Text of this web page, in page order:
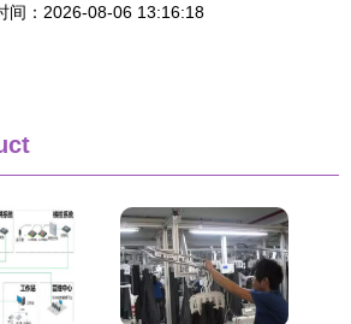
间：2026-08-06 13:16:18